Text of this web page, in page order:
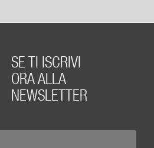
SE TI ISCRIVI
ORA ALLA
NEWSLETTER